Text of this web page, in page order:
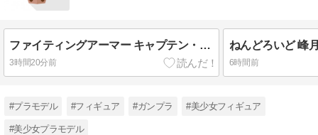
ファイティングアーマー キャプテン・マーベル
3時間20分前
ねんどろいど 峰
6時間前
#プラモデル #フィギュア #ガンプラ #美少女フィギュア
#美少女プラモデル